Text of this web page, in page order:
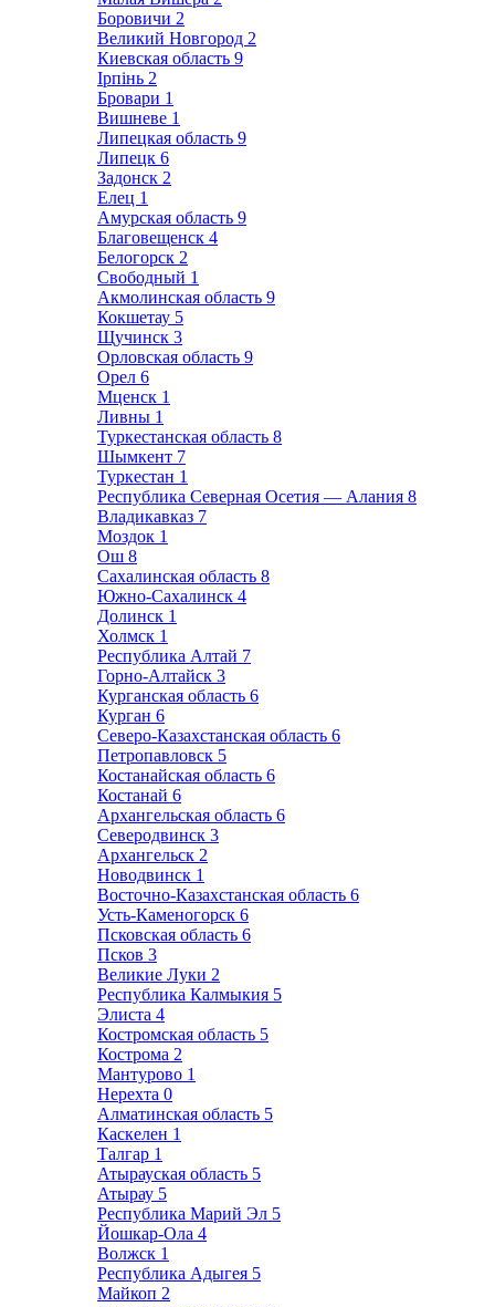
Боровичи 2
Великий Новгород 2
Киевская область 9
Ірпінь 2
Бровари 1
Вишневе 1
Липецкая область 9
Липецк 6
Задонск 2
Елец 1
Амурская область 9
Благовещенск 4
Белогорск 2
Свободный 1
Акмолинская область 9
Кокшетау 5
Щучинск 3
Орловская область 9
Орел 6
Мценск 1
Ливны 1
Туркестанская область 8
Шымкент 7
Туркестан 1
Республика Северная Осетия — Алания 8
Владикавказ 7
Моздок 1
Ош 8
Сахалинская область 8
Южно-Сахалинск 4
Долинск 1
Холмск 1
Республика Алтай 7
Горно-Алтайск 3
Курганская область 6
Курган 6
Северо-Казахстанская область 6
Петропавловск 5
Костанайская область 6
Костанай 6
Архангельская область 6
Северодвинск 3
Архангельск 2
Новодвинск 1
Восточно-Казахстанская область 6
Усть-Каменогорск 6
Псковская область 6
Псков 3
Великие Луки 2
Республика Калмыкия 5
Элиста 4
Костромская область 5
Кострома 2
Мантурово 1
Нерехта 0
Алматинская область 5
Каскелен 1
Талгар 1
Атырауская область 5
Атырау 5
Республика Марий Эл 5
Йошкар-Ола 4
Волжск 1
Республика Адыгея 5
Майкоп 2